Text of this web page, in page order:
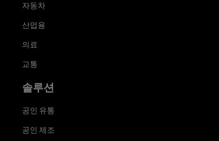
자동차
산업용
의료
교통
솔루션
공인 유통
공인 제조